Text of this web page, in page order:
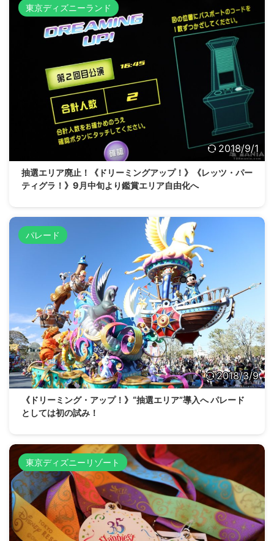
東京ディズニーランド
2018/9/1
抽選エリア廃止！《ドリーミングアップ！》《レッツ・パー
ティグラ！》9月中旬より鑑賞エリア自由化へ
パレード
2018/3/9
《ドリーミング・アップ！》“抽選エリア”導入へ パレード
としては初の試み！
東京ディズニーリゾート